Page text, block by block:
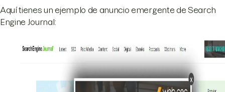
Aquí tienes un ejemplo de anuncio emergente de Search
Engine Journal: